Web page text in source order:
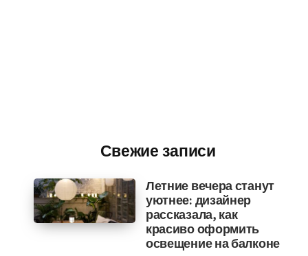
Свежие записи
Летние вечера станут
уютнее: дизайнер
рассказала, как
красиво оформить
освещение на балконе